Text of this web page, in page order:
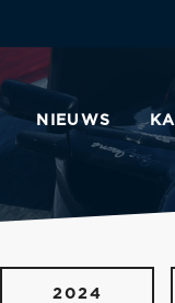
NIEUWS
2024